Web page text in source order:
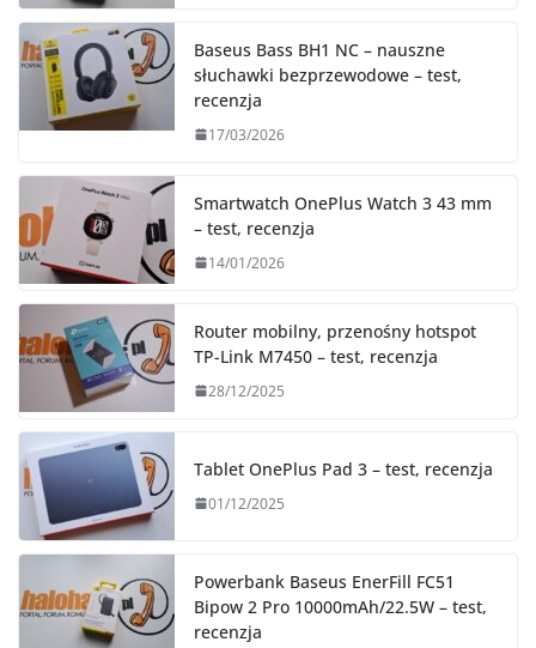
Baseus Bass BH1 NC – nauszne
słuchawki bezprzewodowe – test,
recenzja
17/03/2026
Smartwatch OnePlus Watch 3 43 mm
– test, recenzja
14/01/2026
Router mobilny, przenośny hotspot
TP-Link M7450 – test, recenzja
28/12/2025
Tablet OnePlus Pad 3 – test, recenzja
01/12/2025
Powerbank Baseus EnerFill FC51
Bipow 2 Pro 10000mAh/22.5W – test,
recenzja